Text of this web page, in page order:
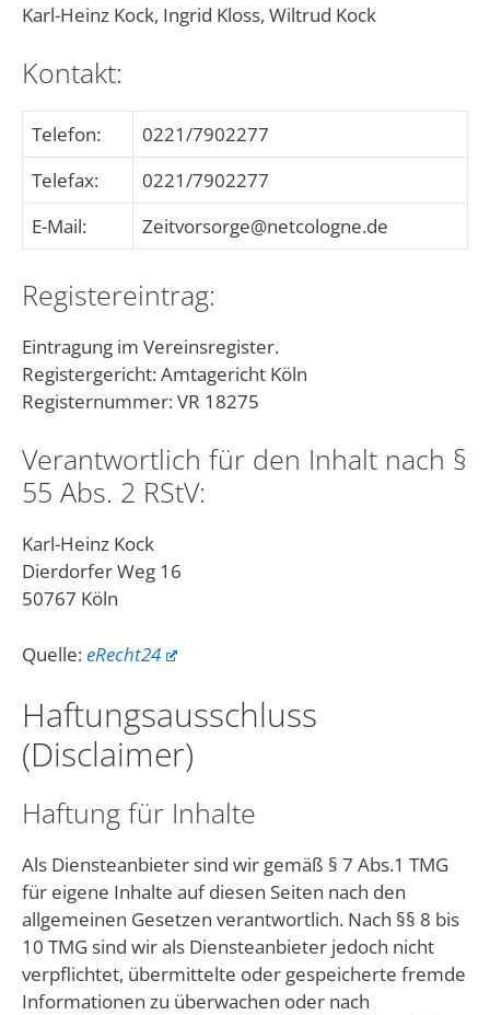
Karl-Heinz Kock, Ingrid Kloss, Wiltrud Kock
Kontakt:
Telefon:
0221/7902277
Telefax:
0221/7902277
E-Mail:
Zeitvorsorge@netcologne.de
Registereintrag:
Eintragung im Vereinsregister.
Registergericht: Amtagericht Köln
Registernummer: VR 18275
Verantwortlich für den Inhalt nach §
55 Abs. 2 RStV:
Karl-Heinz Kock
Dierdorfer Weg 16
50767 Köln
Quelle:eRecht24
Haftungsausschluss
(Disclaimer)
Haftung für Inhalte
Als Diensteanbieter sind wir gemäß § 7 Abs.1 TMG
für eigene Inhalte auf diesen Seiten nach den
allgemeinen Gesetzen verantwortlich. Nach §§ 8 bis
10 TMG sind wir als Diensteanbieter jedoch nicht
verpflichtet, übermittelte oder gespeicherte fremde
Informationen zu überwachen oder nach